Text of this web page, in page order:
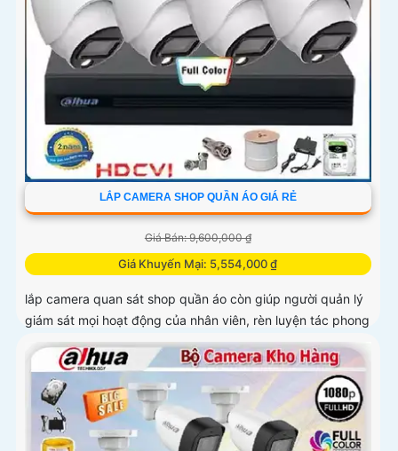
LẮP CAMERA SHOP QUẦN ÁO GIÁ RẺ
Giá Bán: 9,600,000 ₫
Giá Khuyến Mại: 5,554,000 ₫
lắp camera quan sát shop quần áo còn giúp người quản lý
giám sát mọi hoạt động của nhân viên, rèn luyện tác phong
làm việc nghiêm túc cho nhân viên, tăng cường công tác
bảo vệ an...